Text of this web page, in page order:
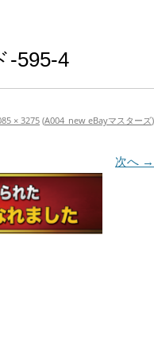
-595-4
× 3275(A004_new eBayマスターズ)
次へ →